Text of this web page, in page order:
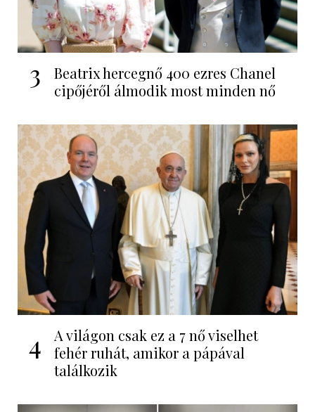
3
Beatrix hercegnő 400 ezres Chanel
cipőjéről álmodik most minden nő
4
A világon csak ez a 7 nő viselhet
fehér ruhát, amikor a pápával
találkozik